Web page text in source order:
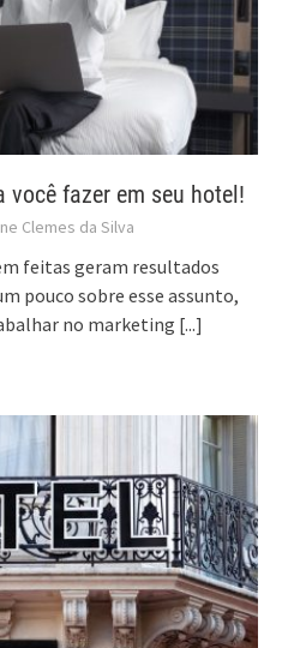
você fazer em seu hotel!
Clemes da Silva
feitas geram resultados
pouco sobre esse assunto,
no marketing [...]